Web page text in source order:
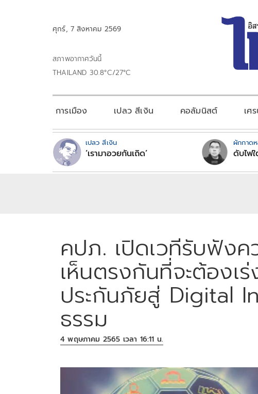
ศุกร์, 7 สิงหาคม 2569
สภาพอากาศวันนี้
THAILAND 30.8°C/27°C
การเมือง เปลว สีเงิน คอลัมนิสต์ เศ
เปลว สีเงิน
‘เรามาอวยกันเถิด’
ผักกาด
ดับไฟ
คปภ. เปิดเวทีรับฟัง
เห็นตรงกันที่จะต้องเ
ประกันภัยสู่ Digital
ธรรม
4 พฤษภาคม 2565 เวลา 16:11 น.